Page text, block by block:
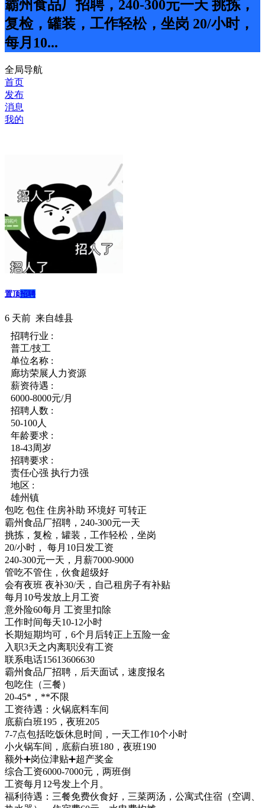
霸州食品厂招聘，240-300元一天 挑拣，
复检，罐装，工作轻松，坐岗 20/小时，
每月10...
全局导航
首页
发布
消息
我的
置顶招聘
6 天前 来自雄县
招聘行业 :
普工/技工
单位名称 :
廊坊荣展人力资源
薪资待遇 :
6000-8000元/月
招聘人数 :
50-100人
年龄要求 :
18-43周岁
招聘要求 :
责任心强 执行力强
地区 :
雄州镇
包吃 包住 住房补助 环境好 可转正
霸州食品厂招聘，240-300元一天
挑拣，复检，罐装，工作轻松，坐岗
20/小时， 每月10日发工资
240-300元一天，月薪7000-9000
管吃不管住，伙食超级好
会有夜班 夜补30/天，自己租房子有补贴
每月10号发放上月工资
意外险60每月 工资里扣除
工作时间每天10-12小时
长期短期均可，6个月后转正上五险一金
入职3天之内离职没有工资
联系电话15613606630
霸州食品厂招聘，后天面试，速度报名
包吃住（三餐）
20-45*，**不限
工资待遇：火锅底料车间
底薪白班195，夜班205
7-7点包括吃饭休息时间，一天工作10个小时
小火锅车间，底薪白班180，夜班190
额外➕岗位津贴➕超产奖金
综合工资6000-7000元，两班倒
工资每月12号发上个月。
福利待遇：三餐免费伙食好，三菜两汤，公寓式住宿（空调、